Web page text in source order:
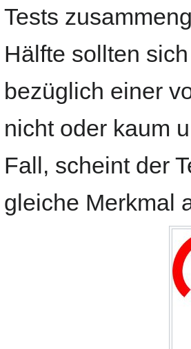
Tests
Hälfte sollten
bezüglich einer
nicht oder kaum
Fall, scheint der
gleiche Merkmal